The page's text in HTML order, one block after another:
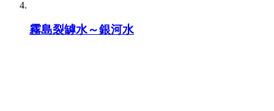
霧島裂罅水～銀河水